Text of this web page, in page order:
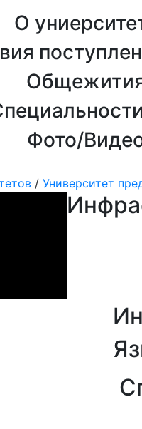
О
Фото/
/ Университет